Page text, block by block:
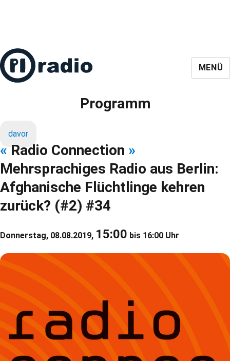
MENÜ
Programm
davor
« Radio Connection »
Mehrsprachiges Radio aus Berlin:
Afghanische Flüchtlinge kehren
zurück? (#2) #34
Donnerstag, 08.08.2019, 15:00 bis 16:00 Uhr